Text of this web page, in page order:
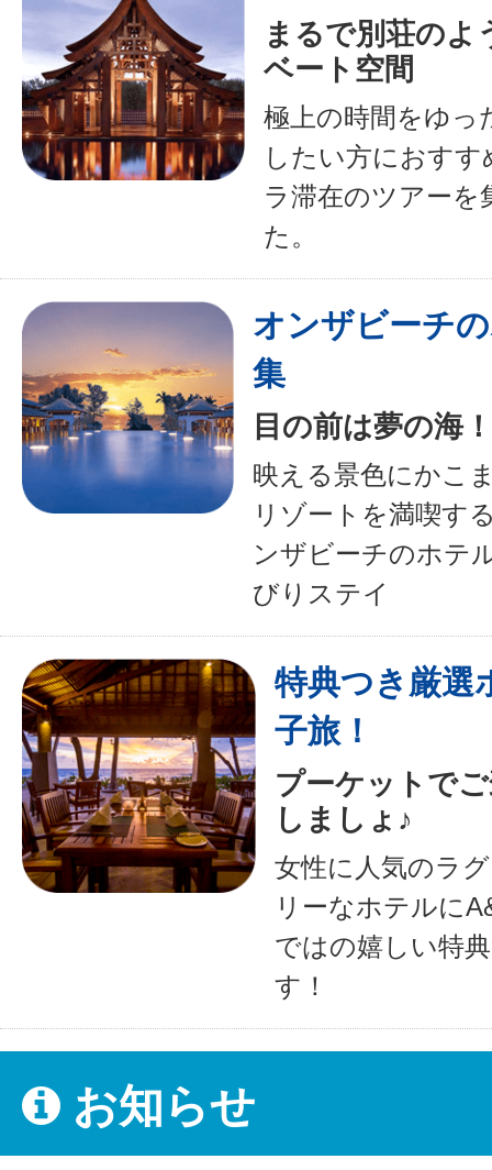
まるで別荘のよ
ベート空間
極上の時間をゆっ
したい方におすす
ラ滞在のツアーを
た。
オンザビーチ
集
目の前は夢の海
映える景色にかこ
リゾートを満喫す
ンザビーチのホテ
びりステイ
特典つき厳選
子旅！
プーケットで
しましょ♪
女性に人気のラ
リーなホテルに
ではの嬉しい特
す！
お知らせ